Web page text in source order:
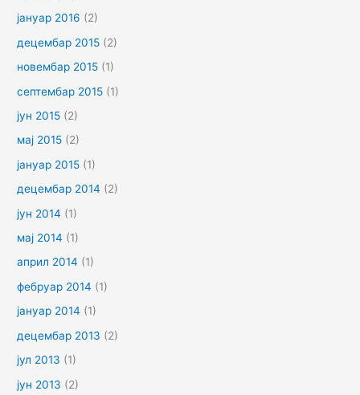
јануар 2016 (2)
децембар 2015 (2)
новембар 2015 (1)
септембар 2015 (1)
јун 2015 (2)
мај 2015 (2)
јануар 2015 (1)
децембар 2014 (2)
јун 2014 (1)
мај 2014 (1)
април 2014 (1)
фебруар 2014 (1)
јануар 2014 (1)
децембар 2013 (2)
јул 2013 (1)
јун 2013 (2)